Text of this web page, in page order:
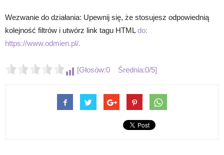
Wezwanie do działania: Upewnij się, że stosujesz odpowiednią
kolejność filtrów i utwórz link tagu HTMLdo:
https://www.odmien.pl/.
[Głosów:0 Średnia:0/5]